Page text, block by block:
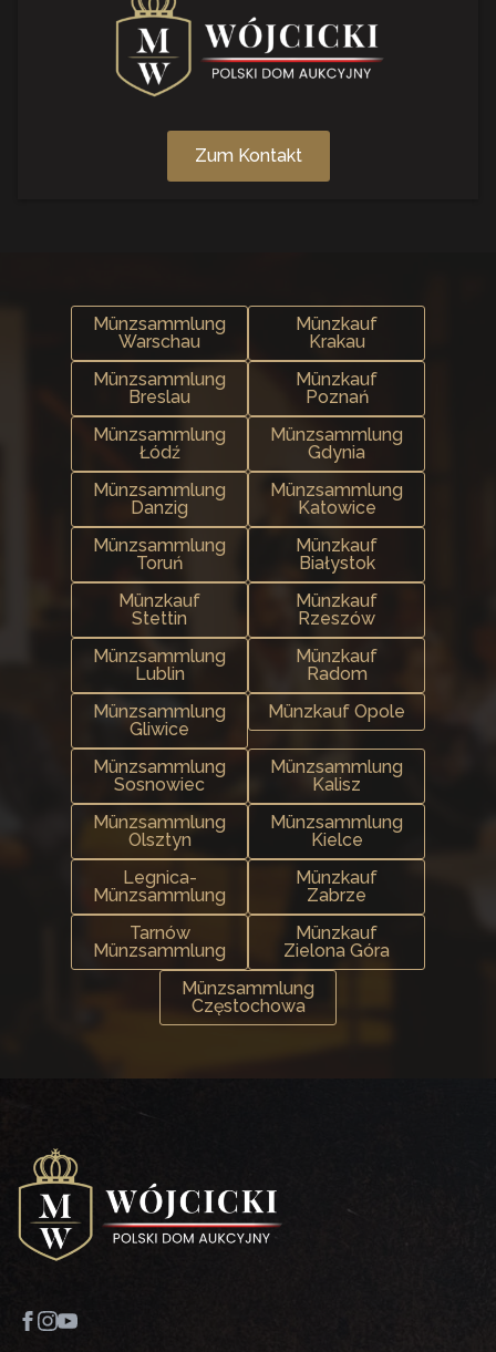
Zum Kontakt
Münzsammlung
Warschau
Münzkauf
Krakau
Münzsammlung
Breslau
Münzkauf
Poznań
Münzsammlung
Łódź
Münzsammlung
Gdynia
Münzsammlung
Danzig
Münzsammlung
Katowice
Münzsammlung
Toruń
Münzkauf
Białystok
Münzkauf
Stettin
Münzkauf
Rzeszów
Münzsammlung
Lublin
Münzkauf
Radom
Münzsammlung
Gliwice
Münzkauf Opole
Münzsammlung
Sosnowiec
Münzsammlung
Kalisz
Münzsammlung
Olsztyn
Münzsammlung
Kielce
Legnica-
Münzsammlung
Münzkauf
Zabrze
Tarnów
Münzsammlung
Münzkauf
Zielona Góra
Münzsammlung
Częstochowa